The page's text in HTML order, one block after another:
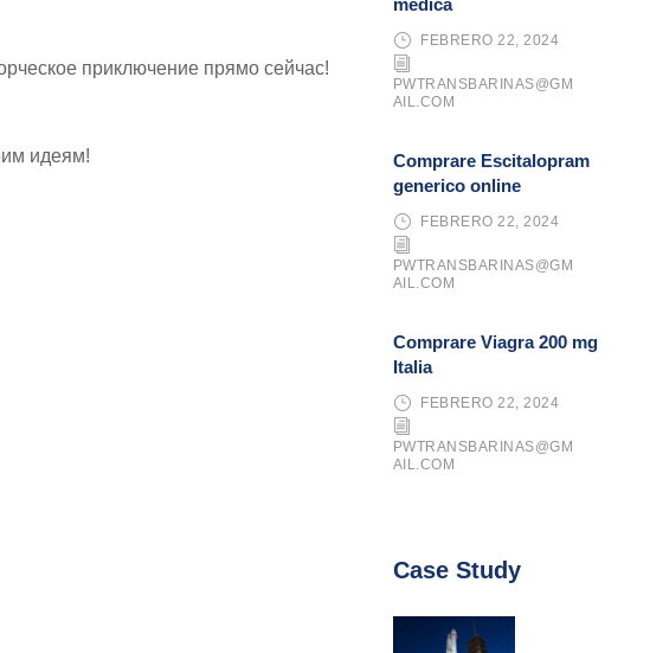
приключение прямо сейчас!
идеям!
FEBRERO 22, 2024
PWTRANSBARINAS@GM
AIL.COM
Comprare Escitalopram
generico online
FEBRERO 22, 2024
PWTRANSBARINAS@GM
AIL.COM
Comprare Viagra 200 mg
Italia
FEBRERO 22, 2024
PWTRANSBARINAS@GM
AIL.COM
Case Study